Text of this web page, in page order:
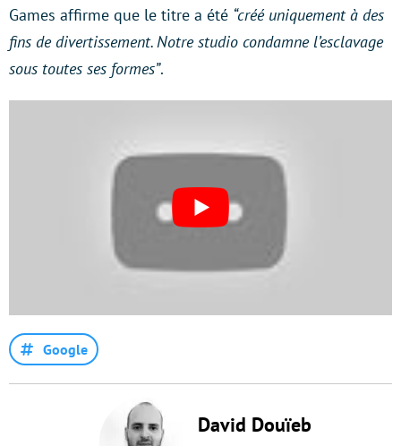
Games affirme que le titre a été “créé uniquement à des
fins de divertissement. Notre studio condamne l’esclavage
sous toutes ses formes”.
Google
David Douïeb